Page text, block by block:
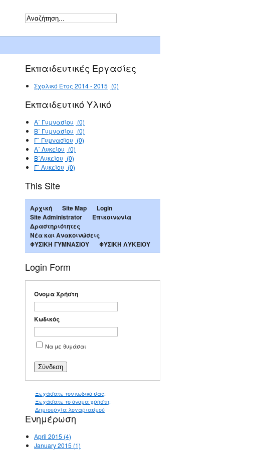
Εκπαιδευτικές Εργασίες
Σχολικό Έτος 2014 - 2015 (0)
Εκπαιδευτικό Υλικό
Α΄ Γυμνασίου (0)
Β΄ Γυμνασίου (0)
Γ΄ Γυμνασίου (0)
Α΄ Λυκείου (0)
Β΄Λυκείου (0)
Γ΄ Λυκείου (0)
This Site
Αρχική Site Map
Login
Site Administrator
Επικοινωνία
Δραστηριότητες
Νέα και Ανακοινώσεις
ΦΥΣΙΚΗ ΓΥΜΝΑΣΙΟΥ
ΦΥΣΙΚΗ ΛΥΚΕΙΟΥ
Login Form
Όνομα Χρήστη
Κωδικός
Να με θυμάσαι
Ξεχάσατε τον κωδικό σας;
Ξεχάσατε το όνομα χρήστη;
Δημιουργία λογαριασμού
Ενημέρωση
April 2015 (4)
January 2015 (1)